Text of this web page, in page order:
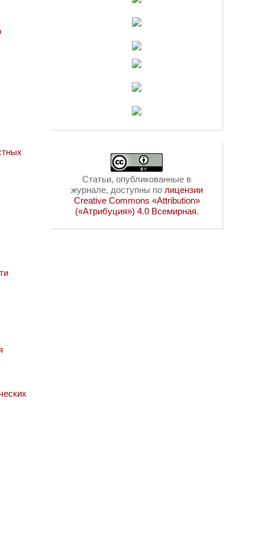
Статьи, опубликованные в
журнале, доступны по лицензии
Creative Commons «Attribution»
(«Атрибуция») 4.0 Всемирная.